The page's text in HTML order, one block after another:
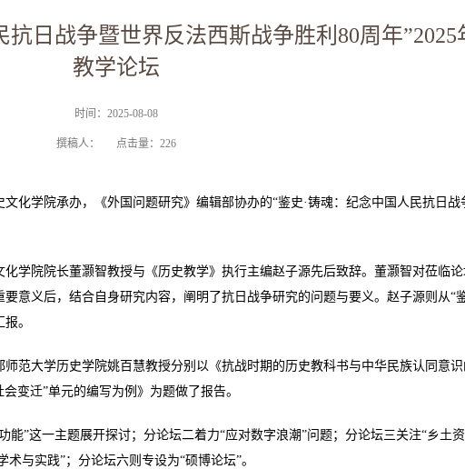
日战争暨世界反法西斯战争胜利80周年
教学论坛
时间：2025-08-08
撰稿人： 点击量： 226
化学院承办，《外国问题研究》编辑部协办的“鉴史·铸魂：纪念中国人民抗日
学院院长董灏智教授与《历史教学》执行主编赵子源先后致辞。董灏智对莅临
意义后，结合自身研究内容，阐明了抗日战争研究的问题与要义。赵子源则从“
。
范大学历史学院姚百慧教授分别以《抗战时期的历史教科书与中华民族认同意
变迁”单元的编写为例》为题做了报告。
”这一主题展开探讨；分论坛二着力“应对数字浪潮”问题；分论坛三关注“乡土
与实践”；分论坛六则专设为“硕博论坛”。